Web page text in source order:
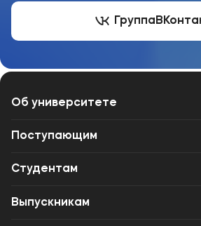
Группа
Об университете
Лицензии и документы
Сведения об образовательной
Абитуриенту
Поступающим
Студентам
Выпускникам